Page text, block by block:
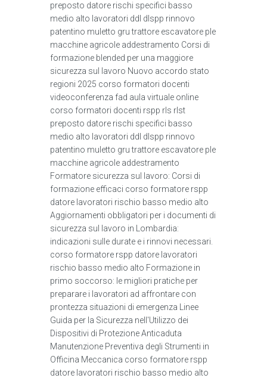
preposto datore rischi specifici basso
medio alto lavoratori ddl dlspp rinnovo
patentino muletto gru trattore escavatore ple
macchine agricole addestramento Corsi di
formazione blended per una maggiore
sicurezza sul lavoro Nuovo accordo stato
regioni 2025 corso formatori docenti
videoconferenza fad aula virtuale online
corso formatori docenti rspp rls rlst
preposto datore rischi specifici basso
medio alto lavoratori ddl dlspp rinnovo
patentino muletto gru trattore escavatore ple
macchine agricole addestramento
Formatore sicurezza sul lavoro: Corsi di
formazione efficaci corso formatore rspp
datore lavoratori rischio basso medio alto
Aggiornamenti obbligatori per i documenti di
sicurezza sul lavoro in Lombardia:
indicazioni sulle durate e i rinnovi necessari.
corso formatore rspp datore lavoratori
rischio basso medio alto Formazione in
primo soccorso: le migliori pratiche per
preparare i lavoratori ad affrontare con
prontezza situazioni di emergenza Linee
Guida per la Sicurezza nell'Utilizzo dei
Dispositivi di Protezione Anticaduta
Manutenzione Preventiva degli Strumenti in
Officina Meccanica corso formatore rspp
datore lavoratori rischio basso medio alto